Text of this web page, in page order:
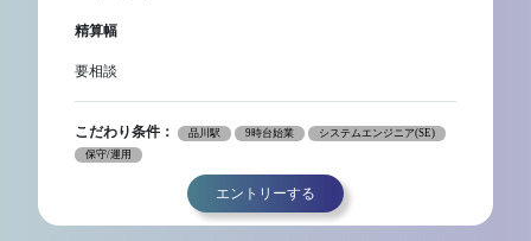
精算幅
要相談
こだわり条件： 品川駅 9時台始業
システムエンジニア(SE)
保守/運用
エントリーする